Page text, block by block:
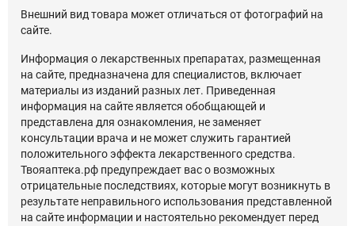
Внешний вид товара может отличаться от фотографий на
сайте.
Информация о лекарственных препаратах, размещенная
на сайте, предназначена для специалистов, включает
материалы из изданий разных лет. Приведенная
информация на сайте является обобщающей и
представлена для ознакомления, не заменяет
консультации врача и не может служить гарантией
положительного эффекта лекарственного средства.
Твояаптека.рф предупреждает вас о возможных
отрицательные последствиях, которые могут возникнуть в
результате неправильного использования представленной
на сайте информации и настоятельно рекомендует перед